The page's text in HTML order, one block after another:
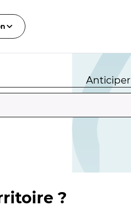
Anticiper
?